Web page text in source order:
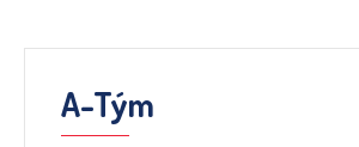
A-Tým